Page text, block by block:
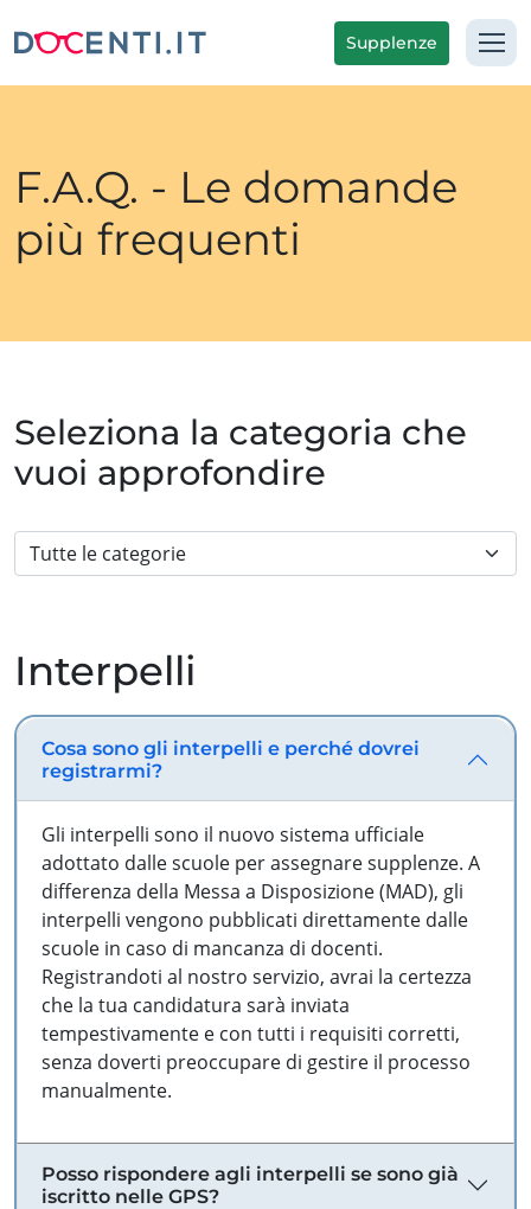
Supplenze
F.A.Q. - Le domande
più frequenti
Seleziona la categoria che
vuoi approfondire
Interpelli
Cosa sono gli interpelli e perché dovrei
registrarmi?
Gli interpelli sono il nuovo sistema ufficiale
adottato dalle scuole per assegnare supplenze. A
differenza della Messa a Disposizione (MAD), gli
interpelli vengono pubblicati direttamente dalle
scuole in caso di mancanza di docenti.
Registrandoti al nostro servizio, avrai la certezza
che la tua candidatura sarà inviata
tempestivamente e con tutti i requisiti corretti,
senza doverti preoccupare di gestire il processo
manualmente.
Posso rispondere agli interpelli se sono già
iscritto nelle GPS?